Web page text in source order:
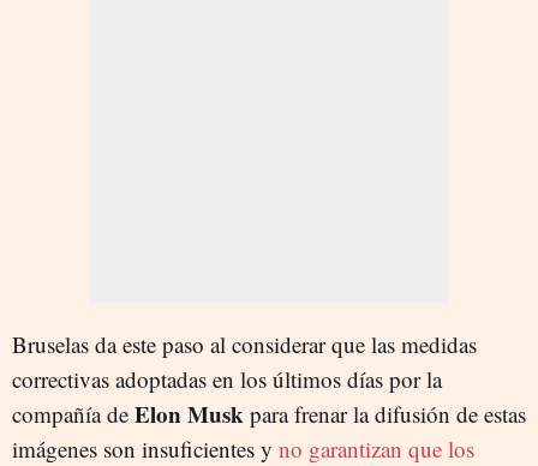
Bruselas da este paso al considerar que las medidas
correctivas adoptadas en los últimos días por la
compañía de Elon Musk para frenar la difusión de estas
imágenes son insuficientes y no garantizan que los